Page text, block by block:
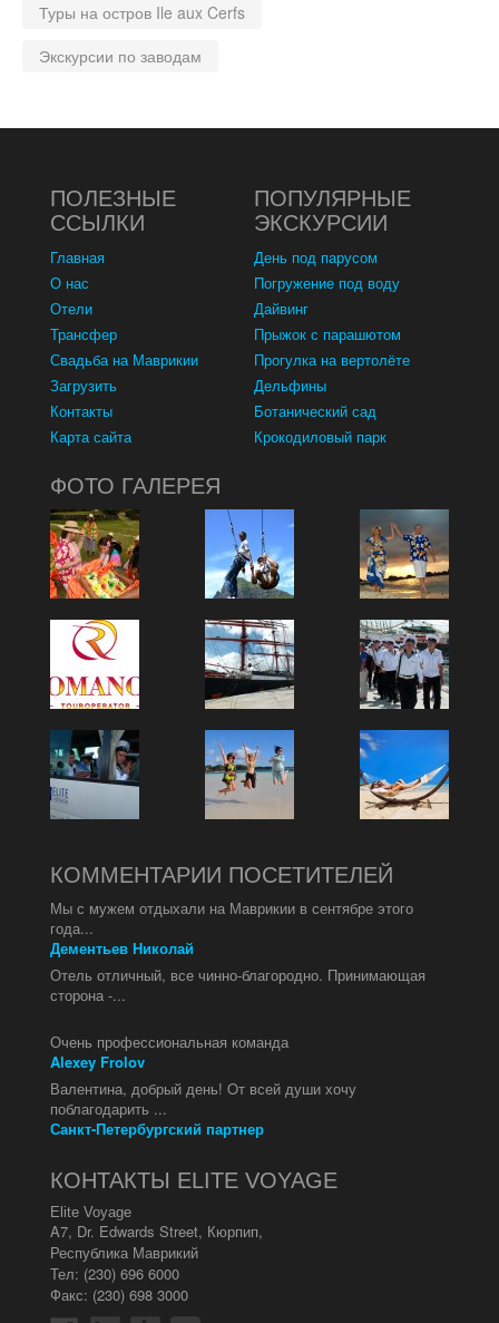
Туры на остров Ile aux Cerfs
Экскурсии по заводам
ПОЛЕЗНЫЕ
ССЫЛКИ
Главная
О нас
Отели
Трансфер
Свадьба на Маврикии
Загрузить
Контакты
Карта сайта
ПОПУЛЯРНЫЕ
ЭКСКУРСИИ
День под парусом
Погружение под воду
Дайвинг
Прыжок с парашютом
Прогулка на вертолёте
Дельфины
Ботанический сад
Крокодиловый парк
ФОТО ГАЛЕРЕЯ
КОММЕНТАРИИ ПОСЕТИТЕЛЕЙ
Мы с мужем отдыхали на Маврикии в сентябре этого
года...
Дементьев Николай
Отель отличный, все чинно-благородно. Принимающая
сторона -...
Очень профессиональная команда
Alexey Frolov
Валентина, добрый день! Oт всей души хочу
поблагодарить ...
Санкт-Петербургский партнер
КОНТАКТЫ ELITE VOYAGE
Elite Voyage
A7, Dr. Edwards Street, Кюрпип,
Республика Маврикий
Тел: (230) 696 6000
Факс: (230) 698 3000